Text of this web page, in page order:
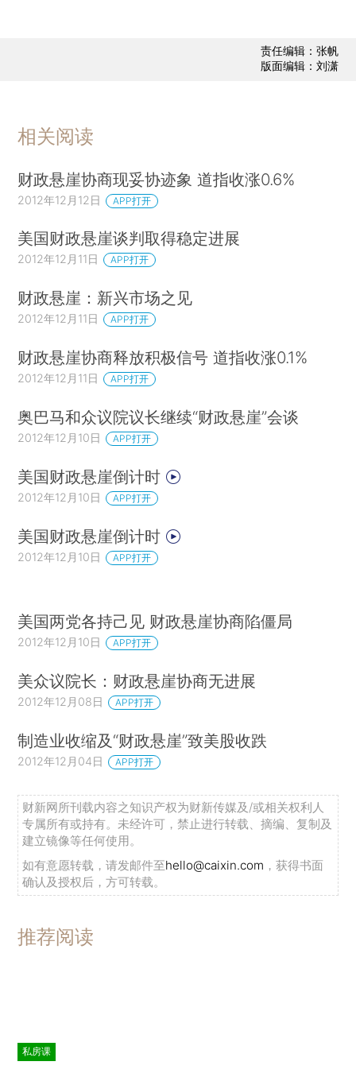
责任编辑：张帆
版面编辑：刘潇
相关阅读
财政悬崖协商现妥协迹象 道指收涨0.6%
2012年12月12日 APP打开
美国财政悬崖谈判取得稳定进展
2012年12月11日 APP打开
财政悬崖：新兴市场之见
2012年12月11日 APP打开
财政悬崖协商释放积极信号 道指收涨0.1%
2012年12月11日 APP打开
奥巴马和众议院议长继续“财政悬崖”会谈
2012年12月10日 APP打开
美国财政悬崖倒计时
2012年12月10日 APP打开
美国财政悬崖倒计时
2012年12月10日 APP打开
美国两党各持己见 财政悬崖协商陷僵局
2012年12月10日 APP打开
美众议院长：财政悬崖协商无进展
2012年12月08日 APP打开
制造业收缩及“财政悬崖”致美股收跌
2012年12月04日 APP打开
财新网所刊载内容之知识产权为财新传媒及/或相关权利人
专属所有或持有。未经许可，禁止进行转载、摘编、复制及
建立镜像等任何使用。
如有意愿转载，请发邮件至hello@caixin.com ，获得书面
确认及授权后，方可转载。
推荐阅读
私房课